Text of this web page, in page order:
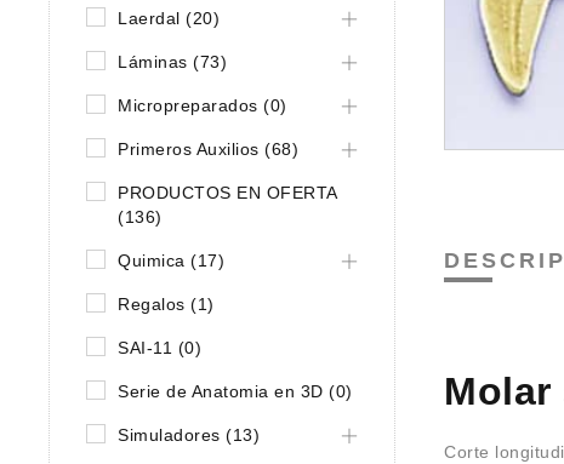
Laerdal (20)
Láminas (73)
Micropreparados (0)
Primeros Auxilios (68)
PRODUCTOS EN OFERTA
(136)
Quimica (17)
Regalos (1)
SAI-11 (0)
Serie de Anatomia en 3D (0)
Simuladores (13)
Corte